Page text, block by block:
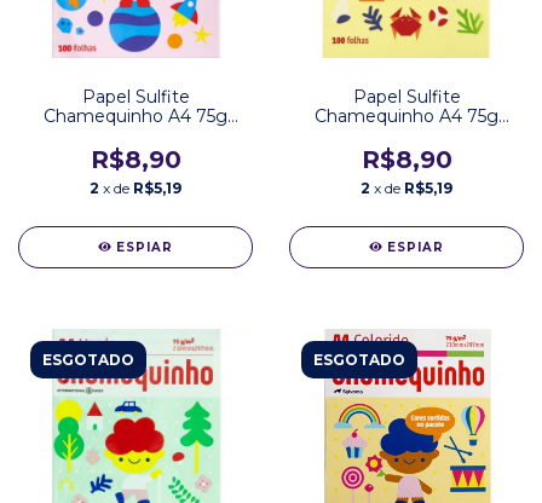
Papel Sulfite
Chamequinho A4 75g
R$8,90
2 x de R$5,19
ESPIAR
Papel Sulfite
Chamequinho A4 75g
R$8,90
2 x de R$5,19
ESPIAR
ESGOTADO ESGOTADO